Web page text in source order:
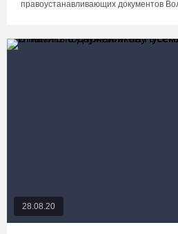
правоустанавливающих документов
28.08.20